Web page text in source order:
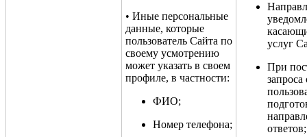
• Иные персональные
данные, которые
пользователь Сайта по
своему усмотрению
может указать в своем
профиле, в частности:
ФИО;
Номер телефона;
услуг
При
запроса
ответов;